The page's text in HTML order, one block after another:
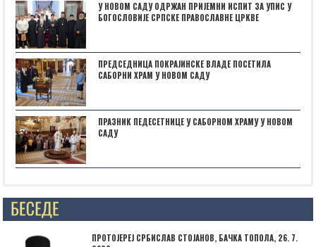
У НОВОМ САДУ ОДРЖАН ПРИЈЕМНИ ИСПИТ ЗА УПИС У
БОГОСЛОВИЈЕ СРПСКЕ ПРАВОСЛАВНЕ ЦРКВЕ
ПРЕДСЕДНИЦА ПОКРАЈИНСКЕ ВЛАДЕ ПОСЕТИЛА
САБОРНИ ХРАМ У НОВОМ САДУ
ПРАЗНИК ПЕДЕСЕТНИЦЕ У САБОРНОМ ХРАМУ У НОВОМ
САДУ
Posts not found
ПРОТОЈЕРЕЈ СРБИСЛАВ СТОЈАНОВ, БАЧКА ТОПОЛА, 26. 7.